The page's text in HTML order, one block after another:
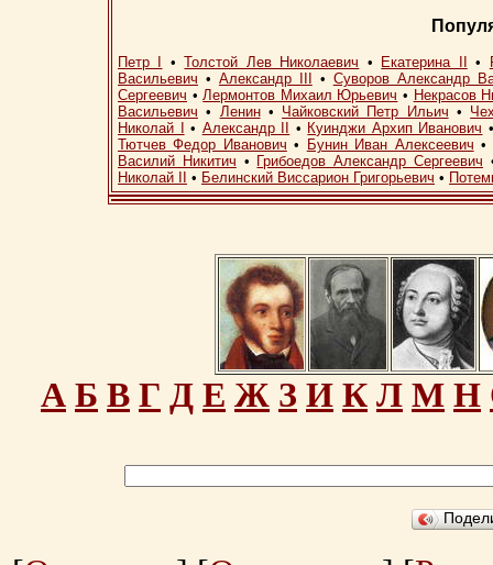
Петр I •Толстой Лев Николаевич • Екатерина II •
Васильевич • Александр III • Суворов Александр
Сергеевич •Лермонтов Михаил Юрьевич • Некрасов
Васильевич • Ленин• Чайковский Петр Ильич •
Николай I
• Александр II • Куинджи Архип Иванович
Тютчев Федор Иванович • Бунин Иван Алексеевич •
Василий Никитич • Грибоедов Александр Сергеевич
Николай II
• Белинский Виссарион Григорьевич •
А Б В Г Д Е Ж З И К Л М Н